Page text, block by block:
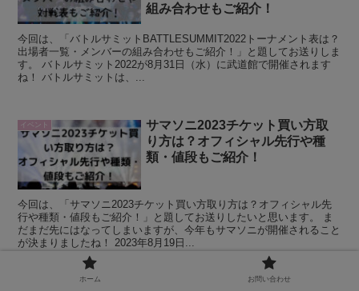
組み合わせもご紹介！
今回は、「バトルサミットBATTLESUMMIT2022トーナメント表は？
出場者一覧・メンバーの組み合わせもご紹介！」と題してお送りしま
す。 バトルサミット2022が8月31日（水）に武道館で開催されます
ね！ バトルサミットは、...
イベント
サマソニ2023チケット買い方取
り方は？オフィシャル先行や種
類・値段もご紹介！
今回は、「サマソニ2023チケット買い方取り方は？オフィシャル先
行や種類・値段もご紹介！」と題してお送りしたいと思います。 ま
だまだ先にはなってしまいますが、今年もサマソニが開催されること
が決まりましたね！ 2023年8月19日...
ホーム お問い合わせ